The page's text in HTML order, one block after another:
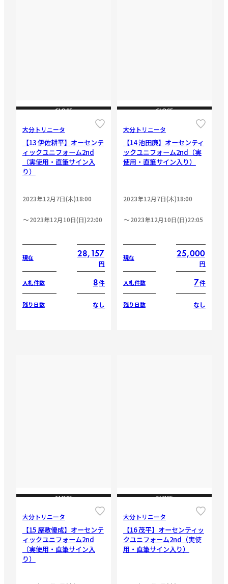
CLOSE
大分トリニータ
【13 伊佐耕平】オーセンテ
ィックユニフォーム2nd
（実使用・直筆サイン入
り）
2023年12月7日(木)18:00
2023年12月10日(日)22:00
現在 28,157
円
入札件数 8件
残り日数 なし
CLOSE
大分トリニータ
【14 池田廉】オーセンティ
ックユニフォーム2nd（実
使用・直筆サイン入り）
2023年12月7日(木)18:00
2023年12月10日(日)22:05
現在 25,000
円
入札件数 7件
残り日数 なし
CLOSE
大分トリニータ
【15 屋敷優成】オーセンテ
ィックユニフォーム2nd
（実使用・直筆サイン入
り）
CLOSE
大分トリニータ
【16 茂平】オーセンティッ
クユニフォーム2nd（実使
用・直筆サイン入り）